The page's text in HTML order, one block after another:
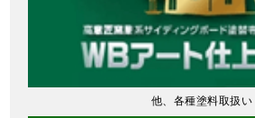
他、各種塗料取扱い